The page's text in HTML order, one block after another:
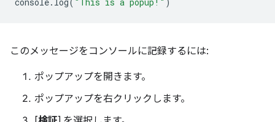
このメッセージをコンソールに記録するには:
ポップアップを開きます。
ポップアップを右クリックします。